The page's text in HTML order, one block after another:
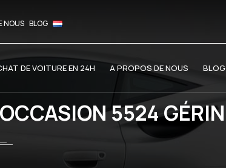
NOUS BLOG
DE VOITURE EN 24H A PROPOS DE NOUS BLOG
5524 GÉRIN